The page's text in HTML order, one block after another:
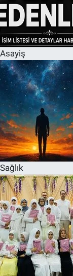
Asayiş
Sağlık